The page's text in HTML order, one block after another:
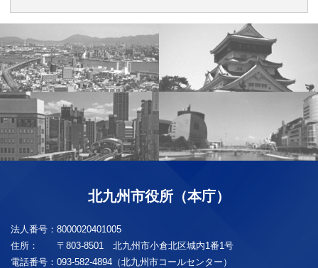
北九州市役所（本庁）
法人番号： 8000020401005
住所：
〒803-8501 北九州市小倉北区城内1番1号
電話番号： 093-582-4894（北九州市コールセンター）